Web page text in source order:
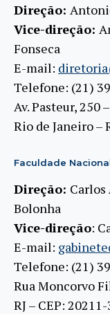
Direção:
Vice-direção:
Fonseca
E-mail:
Telefone: (21)
Av. Pasteur, 250
Rio de Janeiro –
Faculdade
Direção: Carlos
Bolonha
Vice-direção:
E-mail:
Telefone: (21)
Rua Moncorvo
RJ – CEP: